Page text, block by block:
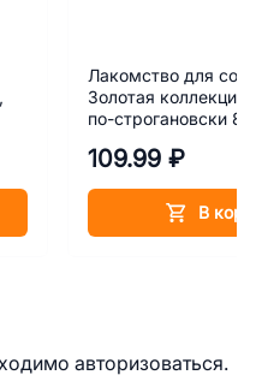
Лакомство для
Золотая коллекция
по-строгановски 80
109.99 ₽
В
авторизоваться.